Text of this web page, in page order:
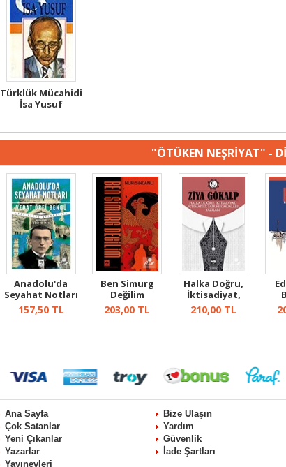
Türklük Mücahidi
İsa Yusuf
"ÖTÜKEN NEŞRİYAT" -
Anadolu'da
Seyahat Notları
157,50TL
Ben Simurg
Değilim
203,00 TL
Halka Doğru,
İktisadiyat,
İçtimaiyat, Şa...
210,00 TL
Ana Sayfa
Çok Satanlar
Yeni Çıkanlar
Yazarlar
Yayınevleri
Bize Ulaşın
Yardım
Güvenlik
İade Şartları